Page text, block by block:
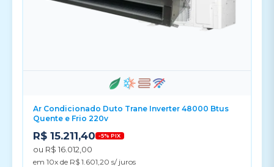
Ar Condicionado Duto Trane Inverter 48000 Btus
Quente e Frio 220v
R$ 15.211,40 -5% PIX
ou R$ 16.012,00
em 10x de R$ 1.601,20 s/ juros